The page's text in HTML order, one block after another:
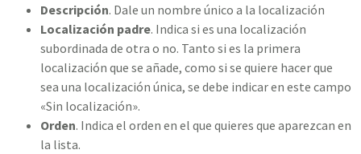
Descripción. Dale un nombre único a la localización
Localización padre. Indica si es una localización
subordinada de otra o no. Tanto si es la primera
localización que se añade, como si se quiere hacer que
sea una localización única, se debe indicar en este campo
«Sin localización».
Orden. Indica el orden en el que quieres que aparezcan en
la lista.